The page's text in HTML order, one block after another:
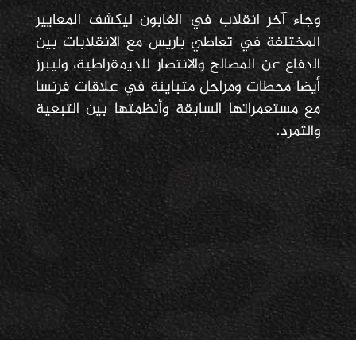
وجاء آخر انقلاب في الغابون ليكشف المعايير
المختلفة في تعاطي باريس مع الانقلابات بين
الدفاع عن المصالح والانتصار للديمقراطية، وليبرز
أيضا محطات ومراحل متباينة في علاقات فرنسا
مع مستعمراتها السابقة وأنظمتها بين التبعية
والتمرد.